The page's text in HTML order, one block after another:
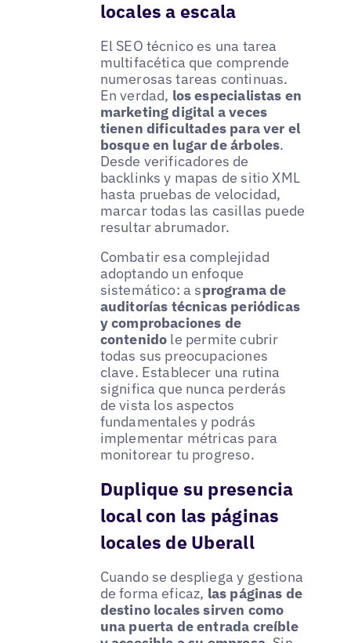
locales a escala
El SEO técnico es una tarea
multifacética que comprende
numerosas tareas continuas.
En verdad, los especialistas en
marketing digital a veces
tienen dificultades para ver el
bosque en lugar de árboles.
Desde verificadores de
backlinks y mapas de sitio XML
hasta pruebas de velocidad,
marcar todas las casillas puede
resultar abrumador.
Combatir esa complejidad
adoptando un enfoque
sistemático: a sprograma de
auditorías técnicas periódicas
y comprobaciones de
contenido le permite cubrir
todas sus preocupaciones
clave. Establecer una rutina
significa que nunca perderás
de vista los aspectos
fundamentales y podrás
implementar métricas para
monitorear tu progreso.
Duplique su presencia
local con las páginas
locales de Uberall
Cuando se despliega y gestiona
de forma eficaz, las páginas de
destino locales sirven como
una puerta de entrada creíble